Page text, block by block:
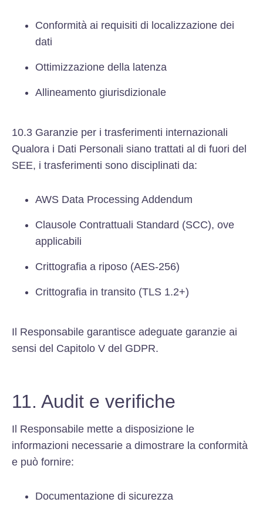
Conformità ai requisiti di localizzazione dei
dati
Ottimizzazione della latenza
Allineamento giurisdizionale
10.3 Garanzie per i trasferimenti internazionali
Qualora i Dati Personali siano trattati al di fuori del
SEE, i trasferimenti sono disciplinati da:
AWS Data Processing Addendum
Clausole Contrattuali Standard (SCC), ove
applicabili
Crittografia a riposo (AES-256)
Crittografia in transito (TLS 1.2+)
Il Responsabile garantisce adeguate garanzie ai
sensi del Capitolo V del GDPR.
11. Audit e verifiche
Il Responsabile mette a disposizione le
informazioni necessarie a dimostrare la conformità
e può fornire:
Documentazione di sicurezza